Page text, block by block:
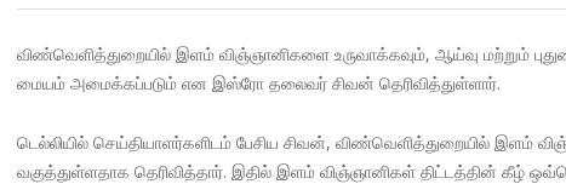
விண்வெளித்துறையில் இளம் விஞ்ஞானிகளை உருவாக்கவும், ஆய்வு மற்றும்
மையம் அமைக்கப்படும் என இஸ்ரோ தலைவர் சிவன் தெரிவித்துள்ளார்.
டெல்லியில் செய்தியாளர்களிடம் பேசிய சிவன், விண்வெளித்துறையில் இளம்
வகுத்துள்ளதாக தெரிவித்தார். இதில் இளம் விஞ்ஞானிகள் திட்டத்தின் கீழ்